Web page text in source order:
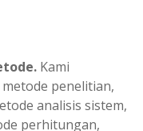
Kami
penelitian,
analisis sistem,
perhitungan,